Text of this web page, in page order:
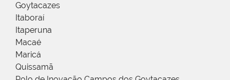
Goytacazes
Itaboraí
Itaperuna
Macaé
Maricá
Quissamã